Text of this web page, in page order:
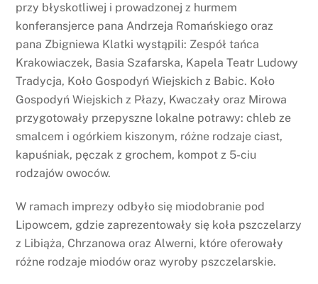
przy błyskotliwej i prowadzonej z hurmem
konferansjerce pana Andrzeja Romańskiego oraz
pana Zbigniewa Klatki wystąpili: Zespół tańca
Krakowiaczek, Basia Szafarska, Kapela Teatr Ludowy
Tradycja, Koło Gospodyń Wiejskich z Babic. Koło
Gospodyń Wiejskich z Płazy, Kwaczały oraz Mirowa
przygotowały przepyszne lokalne potrawy: chleb ze
smalcem i ogórkiem kiszonym, różne rodzaje ciast,
kapuśniak, pęczak z grochem, kompot z 5-ciu
rodzajów owoców.
W ramach imprezy odbyło się miodobranie pod
Lipowcem, gdzie zaprezentowały się koła pszczelarzy
z Libiąża, Chrzanowa oraz Alwerni, które oferowały
różne rodzaje miodów oraz wyroby pszczelarskie.